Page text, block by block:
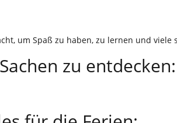
um Spaß zu haben, zu lernen und
zu entdecken: